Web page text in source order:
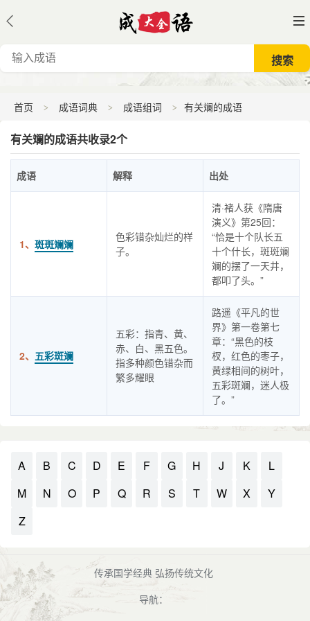
首页 成语词典 成语组词 有关斓的成语
有关斓的成语共收录2个
成语 解释 出处
1、 斑斑斓斓
色彩错杂灿烂的样
子。
清·褚人获《隋唐
演义》第25回：
“恰是十个队长五
十个什长，斑斑斓
斓的摆了一天井，
都叩了头。”
2、 五彩斑斓
五彩：指青、黄、
赤、白、黑五色。
指多种颜色错杂而
繁多耀眼
路遥《平凡的世
界》第一卷第七
章：“黑色的枝
杈，红色的枣子，
黄绿相间的树叶，
五彩斑斓，迷人极
了。”
A B C D E F G H J K
L
M
N O P Q R S T W X
Y
Z
传承国学经典 弘扬传统文化
导航：